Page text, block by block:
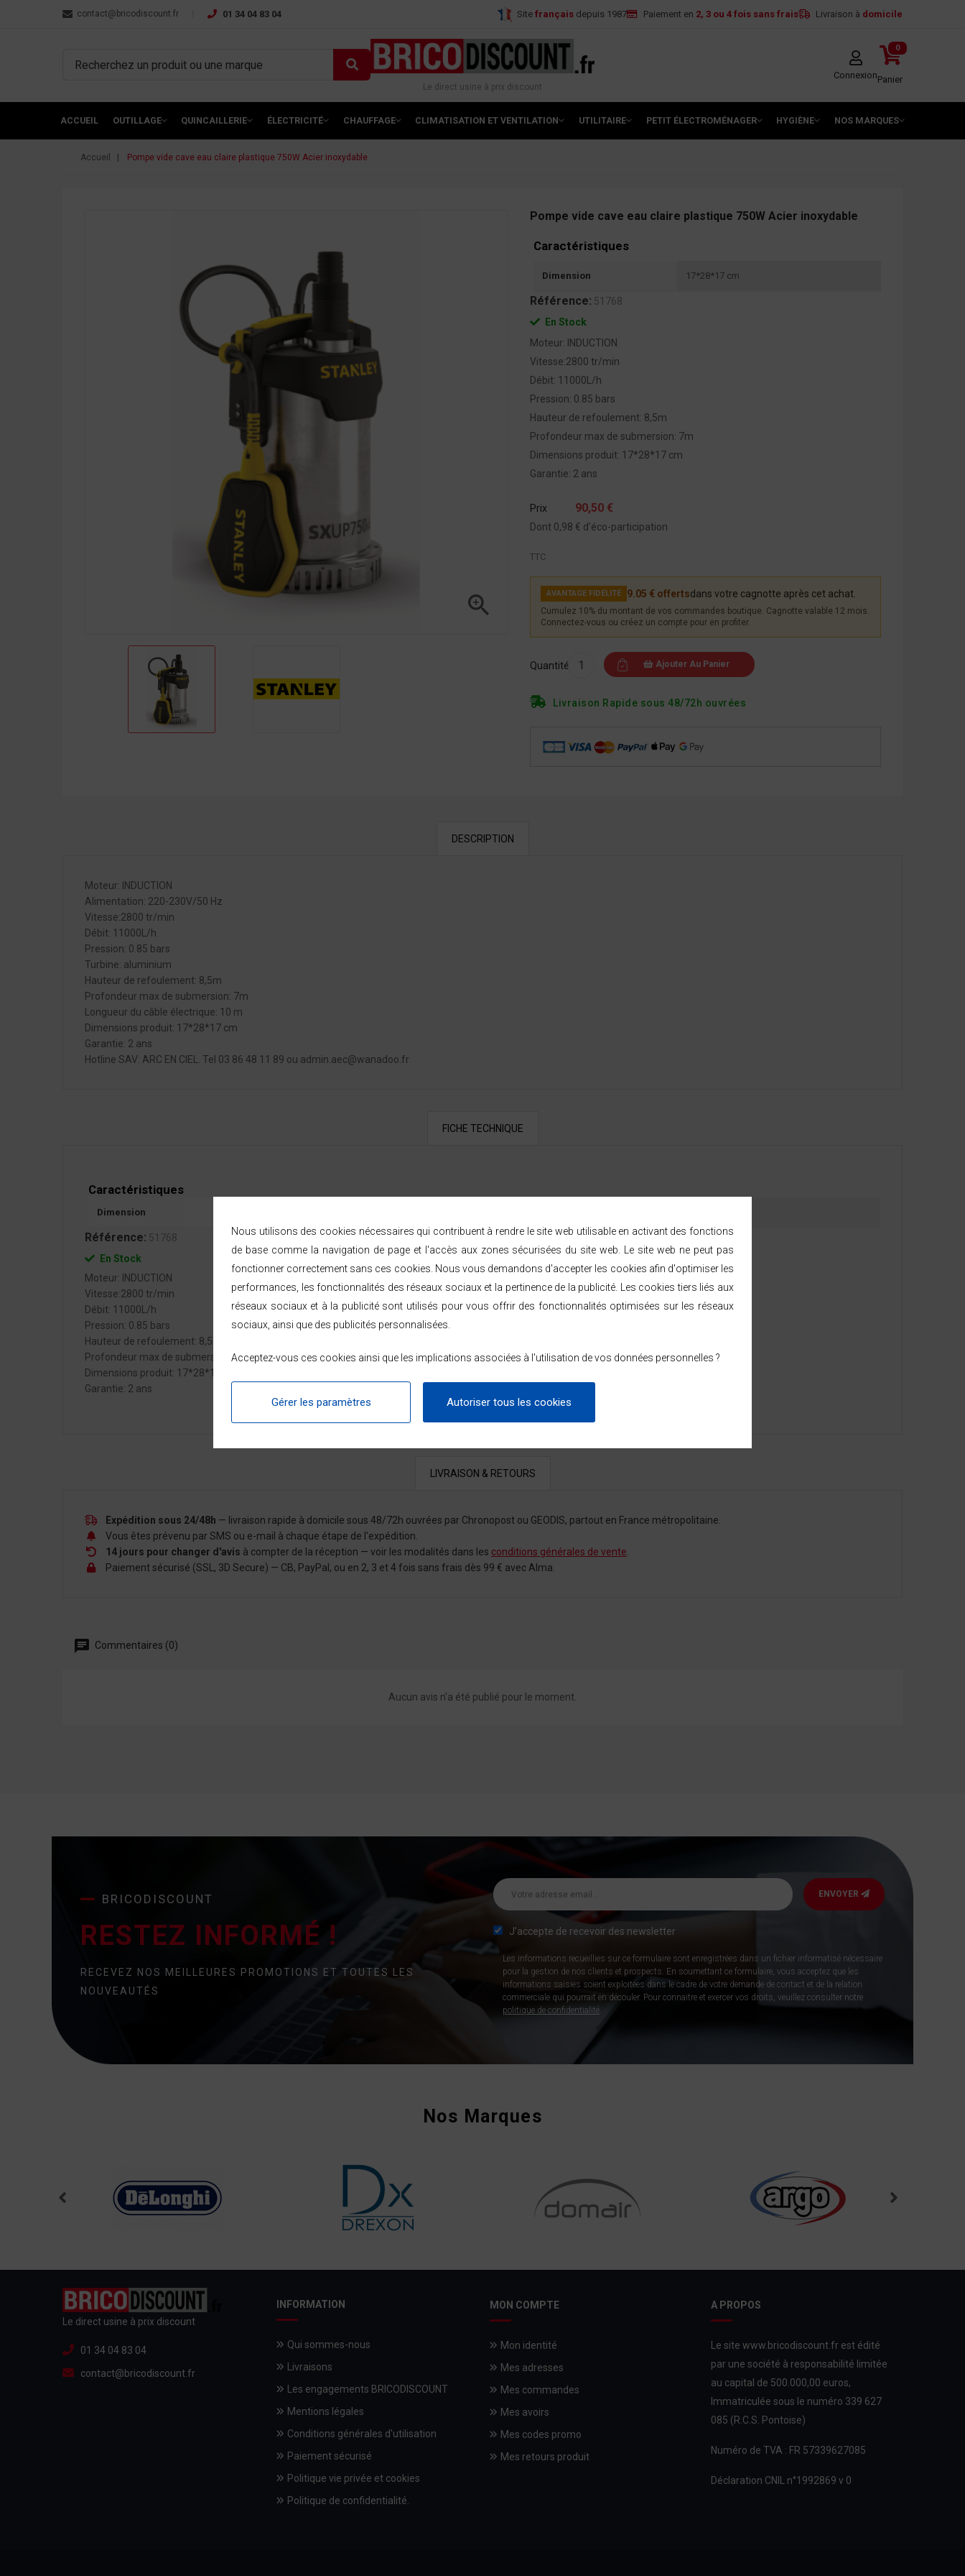
contact@bricodiscount.fr 01 34 04 83 04 Site français depuis 1987 Paiement en 2, 3 ou 4 fois sans frais Livraison à domicile
Le direct usine à prix discount
Connexion
0
Panier
ACCUEIL OUTILLAGE QUINCAILLERIE ÉLECTRICITÉ CHAUFFAGE CLIMATISATION ET VENTILATION UTILITAIRE PETIT ÉLECTROMÉNAGER HYGIÈNE NOS MARQUES
Accueil Pompe vide cave eau claire plastique 750W Acier inoxydable

Pompe vide cave eau claire plastique 750W Acier inoxydable
Caractéristiques
Dimension 17*28*17 cm
Référence: 51768
En Stock
Moteur: INDUCTION
Vitesse:2800 tr/min
Débit: 11000L/h
Pression: 0.85 bars
Hauteur de refoulement: 8,5m
Profondeur max de submersion: 7m
Dimensions produit: 17*28*17 cm
Garantie: 2 ans
Prix 90,50 €
Dont 0,98 € d'éco-participation
TTC
AVANTAGE FIDÉLITÉ 9.05 € offertsdans votre cagnotte après cet achat.
Cumulez 10% du montant de vos commandes boutique. Cagnotte valable 12 mois.
Connectez-vous ou créez un compte pour en profiter.
Quantité Ajouter Au Panier
Livraison Rapide sous 48/72h ouvrées
DESCRIPTION
Moteur: INDUCTION
Alimentation: 220-230V/50 Hz
Vitesse:2800 tr/min
Débit: 11000L/h
Pression: 0.85 bars
Turbine: aluminium
Hauteur de refoulement: 8,5m
Profondeur max de submersion: 7m
Longueur du câble électrique: 10 m
Dimensions produit: 17*28*17 cm
Garantie: 2 ans
Hotline SAV: ARC EN CIEL. Tel 03 86 48 11 89 ou admin.aec@wanadoo.fr
FICHE TECHNIQUE
Caractéristiques
Dimension
Référence: 51768
En Stock
Moteur: INDUCTION
Vitesse:2800 tr/min
Débit: 11000L/h
Pression: 0.85 bars
Hauteur de refoulement: 8,5m
Profondeur max de submersion: 7m
Dimensions produit: 17*28*17 cm
Garantie: 2 ans
LIVRAISON & RETOURS
Expédition sous 24/48h — livraison rapide à domicile sous 48/72h ouvrées par Chronopost ou GEODIS, partout en France métropolitaine.
Vous êtes prévenu par SMS ou e-mail à chaque étape de l'expédition.
14 jours pour changer d'avis à compter de la réception — voir les modalités dans les conditions générales de vente
Paiement sécurisé (SSL, 3D Secure) — CB, PayPal, ou en 2, 3 et 4 fois sans frais dès 99 € avec Alma.
Commentaires (0)
Aucun avis n'a été publié pour le moment.
BRICODISCOUNT
RESTEZ INFORMÉ !
RECEVEZ NOS MEILLEURES PROMOTIONS ET TOUTES LES
NOUVEAUTÉS
ENVOYER
J’accepte de recevoir des newsletter
Les informations recueillies sur ce formulaire sont enregistrées dans un fichier informatisé nécessaire
pour la gestion de nos clients et prospects. En soumettant ce formulaire, vous acceptez que les
informations saisies soient exploitées dans le cadre de votre demande de contact et de la relation
commerciale qui pourrait en découler. Pour connaitre et exercer vos droits, veuillez consulter notre
politique de confidentialité.
Nos Marques
Le direct usine à prix discount
01 34 04 83 04
contact@bricodiscount.fr
INFORMATION
Qui sommes-nous
Livraisons
Les engagements BRICODISCOUNT
Mentions légales
Conditions générales d'utilisation
Paiement sécurisé
Politique vie privée et cookies
Politique de confidentialité.
MON COMPTE
Mon identité
Mes adresses
Mes commandes
Mes avoirs
Mes codes promo
Mes retours produit
A PROPOS
Le site www.bricodiscount.fr est édité
par une société à responsabilité limitée
au capital de 500.000,00 euros,
Immatriculée sous le numéro 339 627
085 (R.C.S. Pontoise)
Numéro de TVA : FR 57339627085
Déclaration CNIL n°1992869 v 0
Nous utilisons des cookies nécessaires qui contribuent à rendre le site web utilisable en activant des fonctions
de base comme la navigation de page et l'accès aux zones sécurisées du site web. Le site web ne peut pas
fonctionner correctement sans ces cookies. Nous vous demandons d'accepter les cookies afin d'optimiser les
performances, les fonctionnalités des réseaux sociaux et la pertinence de la publicité. Les cookies tiers liés aux
réseaux sociaux et à la publicité sont utilisés pour vous offrir des fonctionnalités optimisées sur les réseaux
sociaux, ainsi que des publicités personnalisées.
Acceptez-vous ces cookies ainsi que les implications associées à l'utilisation de vos données personnelles ?
Gérer les paramètres Autoriser tous les cookies